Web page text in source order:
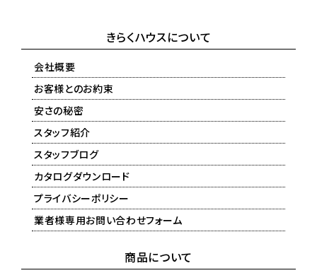
きらくハウスについて
会社概要
お客様とのお約束
安さの秘密
スタッフ紹介
スタッフブログ
カタログダウンロード
プライバシーポリシー
業者様専用お問い合わせフォーム
商品について